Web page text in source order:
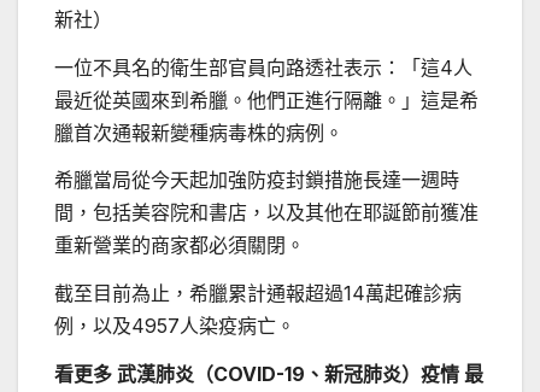
新社）
一位不具名的衛生部官員向路透社表示：「這4人
最近從英國來到希臘。他們正進行隔離。」這是希
臘首次通報新變種病毒株的病例。
希臘當局從今天起加強防疫封鎖措施長達一週時
間，包括美容院和書店，以及其他在耶誕節前獲准
重新營業的商家都必須關閉。
截至目前為止，希臘累計通報超過14萬起確診病
例，以及4957人染疫病亡。
看更多 武漢肺炎（COVID-19、新冠肺炎）疫情 最